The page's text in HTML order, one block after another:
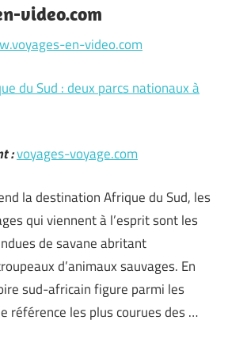
video.com
en-video.com
du Sud : deux parcs nationaux à
:voyages-voyage.com
la destination Afrique du Sud, les
qui viennent à l’esprit sont les
de savane abritant
d’animaux sauvages. En
sud-africain figure parmi les
référence les plus courues des …